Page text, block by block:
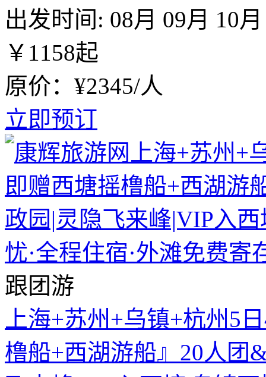
出发时间: 08月 09月 10月
￥ 1158起
原价：¥2345/人
立即预订
跟团游
上海+苏州+乌镇+杭州5
橹船+西湖游船』20人团